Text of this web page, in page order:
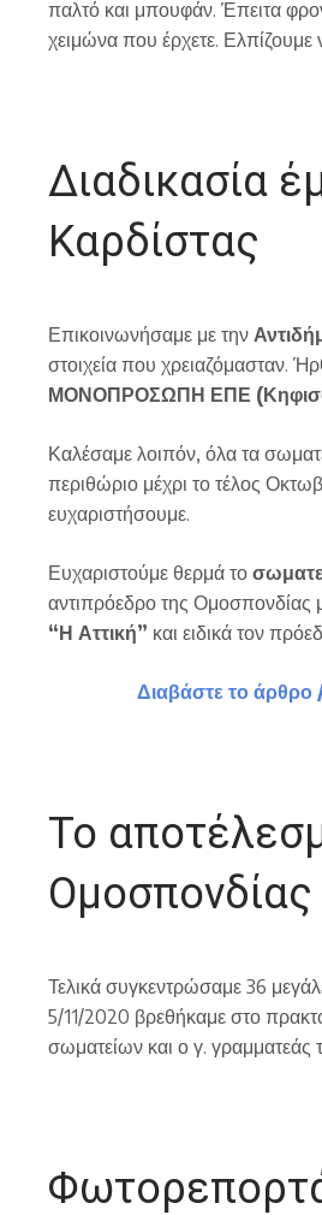
παλτό και μπουφάν. Έπειτα
χειμώνα που έρχετε.
Διαδικασία
Καρδίστας
Επικοινωνήσαμε με την
στοιχεία που χρειαζόμασταν.
ΜΟΝΟΠΡΟΣΩΠΗ ΕΠΕ
Καλέσαμε λοιπόν, όλα τα
περιθώριο μέχρι το τέλος
ευχαριστήσουμε.
Ευχαριστούμε θερμά το
αντιπρόεδρο της Ομοσπονδίας
“Η Αττική” και ειδικά τον
Διαβάστε το άρθρο
Το
Τελικά συγκεντρώσαμε 36
5/11/2020 βρεθήκαμε στο
σωματείων και ο γ.